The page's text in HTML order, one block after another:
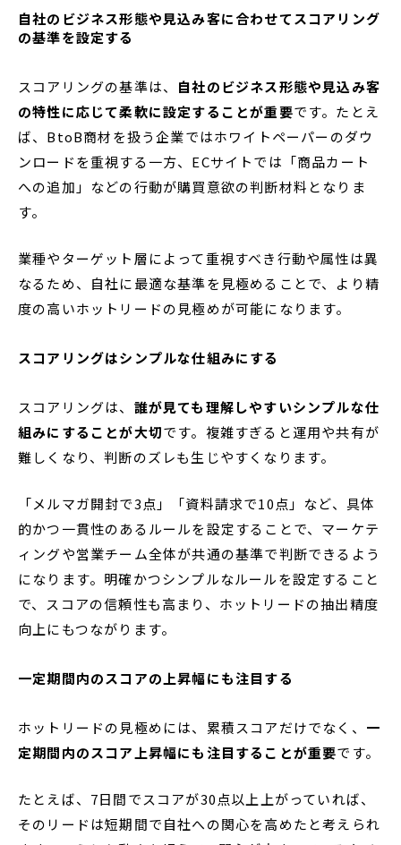
自社のビジネス形態や見込み客に合わせてスコアリング
の基準を設定する
スコアリングの基準は、 自社のビジネス形態や見込み客
の特性に応じて柔軟に設定することが重要です。たとえ
ば、BtoB商材を扱う企業ではホワイトペーパーのダウ
ンロードを重視する一方、ECサイトでは「商品カート
への追加」などの行動が購買意欲の判断材料となりま
す。
業種やターゲット層によって重視すべき行動や属性は異
なるため、自社に最適な基準を見極めることで、より精
度の高いホットリードの見極めが可能になります。
スコアリングはシンプルな仕組みにする
スコアリングは、 誰が見ても理解しやすいシンプルな仕
組みにすることが大切です。複雑すぎると運用や共有が
難しくなり、判断のズレも生じやすくなります。
「メルマガ開封で3点」「資料請求で10点」など、具体
的かつ一貫性のあるルールを設定することで、マーケテ
ィングや営業チーム全体が共通の基準で判断できるよう
になります。明確かつシンプルなルールを設定すること
で、スコアの信頼性も高まり、ホットリードの抽出精度
向上にもつながります。
一定期間内のスコアの上昇幅にも注目する
ホットリードの見極めには、累積スコアだけでなく、 一
定期間内のスコア上昇幅にも注目することが重要です。
たとえば、7日間でスコアが30点以上上がっていれば、
そのリードは短期間で自社への関心を高めたと考えられ